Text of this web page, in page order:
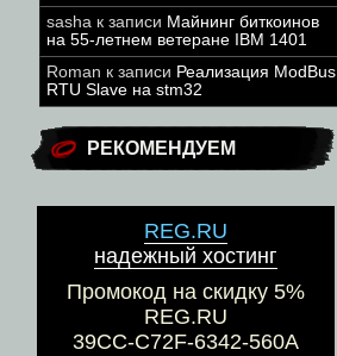
sasha к записи Майнинг биткоинов
на 55-летнем ветеране IBM 1401
Roman к записи Реализация ModBus
RTU Slave на stm32
РЕКОМЕНДУЕМ
REG.RU
надежный хостинг
Промокод на скидку 5%
REG.RU
39CC-C72F-6342-560A